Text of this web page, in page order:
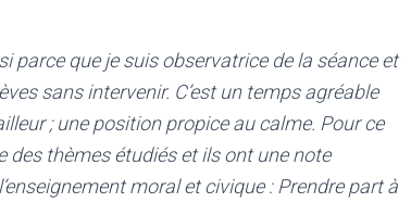
parce que je suis observatrice de la séance et
sans intervenir. C’est un temps agréable
; une position propice au calme. Pour ce
des thèmes étudiés et ils ont une note
moral et civique : Prendre part à